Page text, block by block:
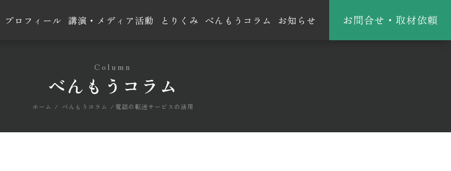
プロフィール 講演・メディア活動 とりくみ べんもうコラム お知らせ お問合せ・取材依頼
Column
べんもうコラム
ホーム べんもうコラム 電話の転送サービスの活用